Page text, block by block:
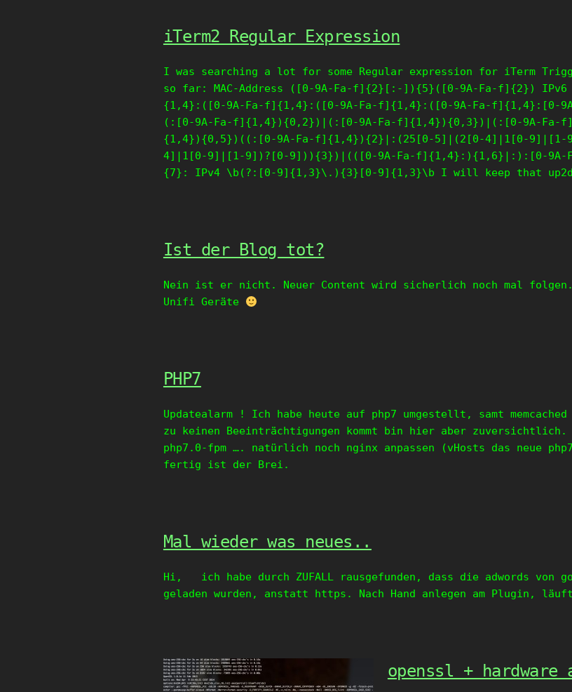
iTerm2 Regular Expression
I was searching a lot for some Regular expression for iTerm
so far: MAC-Address ([0-9A-Fa-f]{2}[:-]){5}([0-9A-Fa-f]{2})
{1,4}:([0-9A-Fa-f]{1,4}:([0-9A-Fa-f]{1,4}:([0-9A-Fa-f]{1,4}:[0-
(:[0-9A-Fa-f]{1,4}){0,2})|(:[0-9A-Fa-f]{1,4}){0,3})|(:[0-9A-
{1,4}){0,5})((:[0-9A-Fa-f]{1,4}){2}|:(25[0-5]|(2[0-4]|1[0-
4]|1[0-9]|[1-9])?[0-9])){3})|(([0-9A-Fa-f]{1,4}:){1,6}|:):[0-9A-
{7}: IPv4 \b(?:[0-9]{1,3}\.){3}[0-9]{1,3}\b I will keep that
Ist der Blog tot?
Nein ist er nicht. Neuer Content wird sicherlich noch mal
Unifi Geräte
PHP7
Updatealarm ! Ich habe heute auf php7 umgestellt, samt
zu keinen Beeinträchtigungen kommt bin hier aber
php7.0-fpm …. natürlich noch nginx anpassen (vHosts das neue
fertig ist der Brei.
Mal wieder was neues..
Hi, ich habe durch ZUFALL rausgefunden, dass die adwords von
geladen wurden, anstatt https. Nach Hand anlegen am Plugin,
openssl + hardware